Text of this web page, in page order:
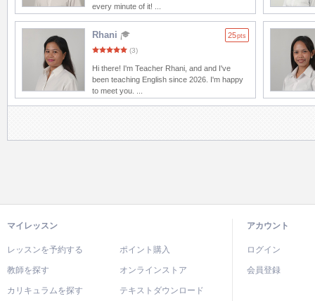
every minute of it! ...
Rhani 25pts
(3)
Hi there! I'm Teacher Rhani, and and I've
been teaching English since 2026. I'm happy
to meet you. ...
マイレッスン
レッスンを予約する ポイント購入
教師を探す オンラインストア
カリキュラムを探す テキストダウンロード
アカウント
ログイン
会員登録